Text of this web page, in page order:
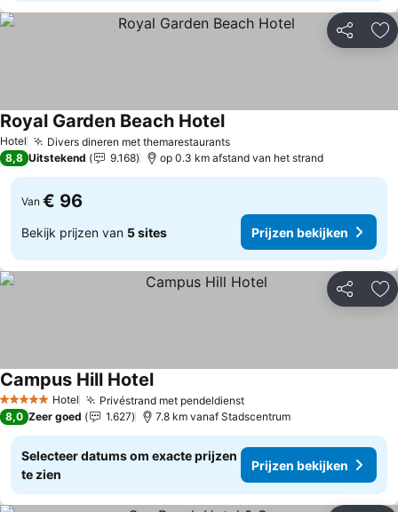
Delen
Hotel Divers dineren met themarestaurantsPrijzen bekijken
Royal Garden Beach HotelPrijzen bekijken
8,8 Uitstekend 9.168 op 0.3 km afstand van het strand
Van € 96
Bekijk prijzen van 5 sites Prijzen bekijken
Delen
5 Sterren Hotel Privéstrand met pendeldienstPrijzen bekijken
Campus Hill HotelPrijzen bekijken
8,0 Zeer goed 1.627 7.8 km vanaf Stadscentrum
Selecteer datums om exacte prijzen
te zien
Prijzen bekijken